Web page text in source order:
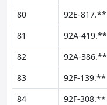
80
92E-817.**
81
92A-419.**
82
92A-386.**
83
92F-139.**
84
92F-308.**